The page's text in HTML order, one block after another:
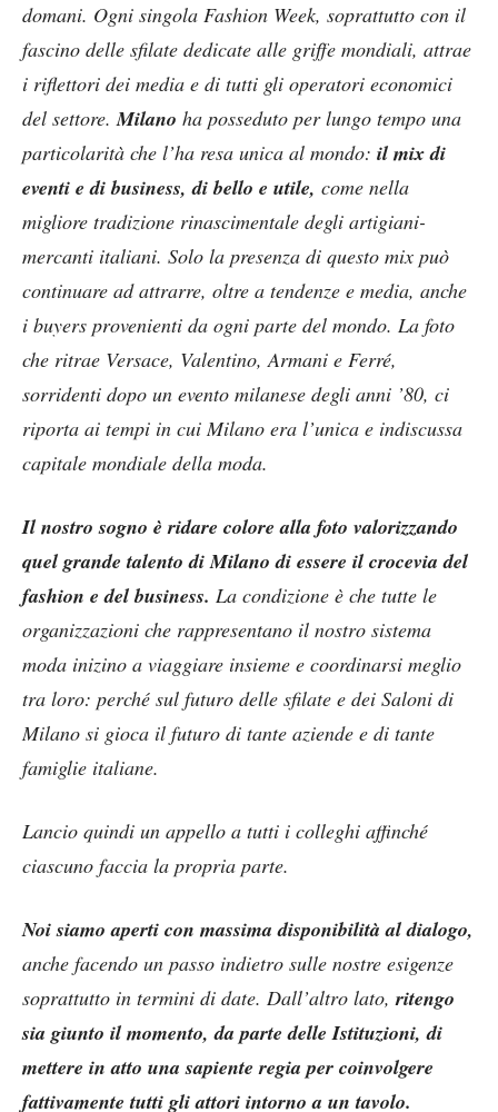
domani. Ogni singola Fashion Week, soprattutto con il
fascino delle sfilate dedicate alle griffe mondiali, attrae
i riflettori dei media e di tutti gli operatori economici
del settore.Milano ha posseduto per lungo tempo una
particolarità che l’ha resa unica al mondo: il mix di
eventi e di business, di bello e utile, come nella
migliore tradizione rinascimentale degli artigiani-
mercanti italiani. Solo la presenza di questo mix può
continuare ad attrarre, oltre a tendenze e media, anche
i buyers provenienti da ogni parte del mondo. La foto
che ritrae Versace, Valentino, Armani e Ferré,
sorridenti dopo un evento milanese degli anni ’80, ci
riporta ai tempi in cui Milano era l’unica e indiscussa
capitale mondiale della moda.
Il nostro sogno è ridare colore alla foto valorizzando
quel grande talento di Milano di essere il crocevia del
fashion e del business. La condizione è che tutte le
organizzazioni che rappresentano il nostro sistema
moda inizino a viaggiare insieme e coordinarsi meglio
tra loro: perché sul futuro delle sfilate e dei Saloni di
Milano si gioca il futuro di tante aziende e di tante
famiglie italiane.
Lancio quindi un appello a tutti i colleghi affinché
ciascuno faccia la propria parte.
Noi siamo aperti con massima disponibilità al dialogo,
anche facendo un passo indietro sulle nostre esigenze
soprattutto in termini di date. Dall’altro lato,ritengo
sia giunto il momento, da parte delle Istituzioni, di
mettere in atto una sapiente regia per coinvolgere
fattivamente tutti gli attori intorno a un tavolo.